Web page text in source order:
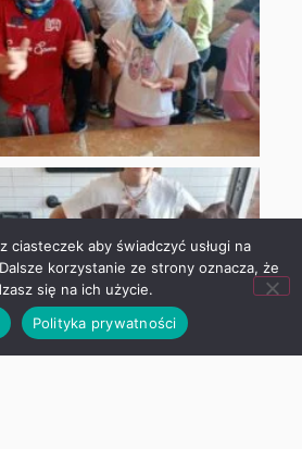
ciasteczek aby świadczyć usługi na
Dalsze korzystanie ze strony oznacza,
się na ich użycie.
Polityka prywatności